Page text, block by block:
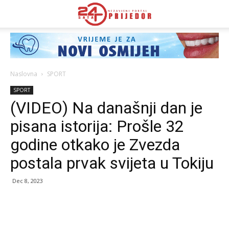
Naslovna SPORT
SPORT
(VIDEO) Na današnji dan je
pisana istorija: Prošle 32
godine otkako je Zvezda
postala prvak svijeta u Tokiju
Dec 8, 2023